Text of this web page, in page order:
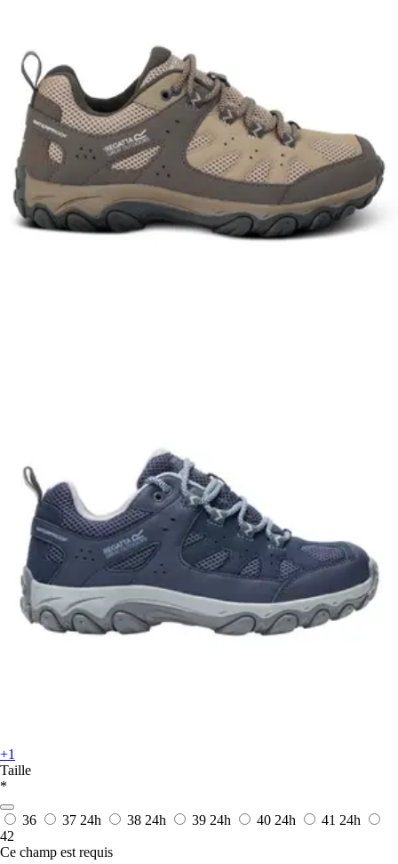
+1
Taille
*
36 37 24h 38 24h 39 24h 40 24h 41 24h
42
Ce champ est requis